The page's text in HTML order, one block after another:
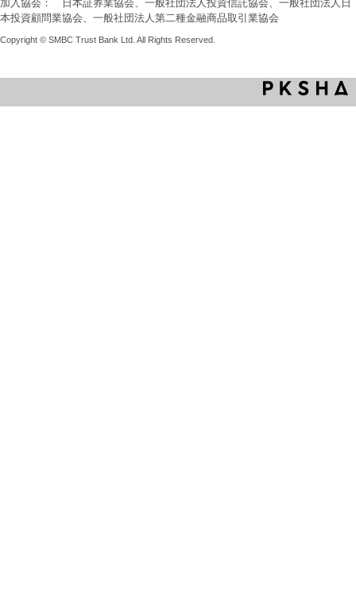
加入協会： 日本証券業協会、一般社団法人投資信託協会、一般社団法人日
本投資顧問業協会、一般社団法人第二種金融商品取引業協会
Copyright © SMBC Trust Bank Ltd. All Rights Reserved.